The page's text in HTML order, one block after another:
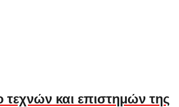
και επιστημών της